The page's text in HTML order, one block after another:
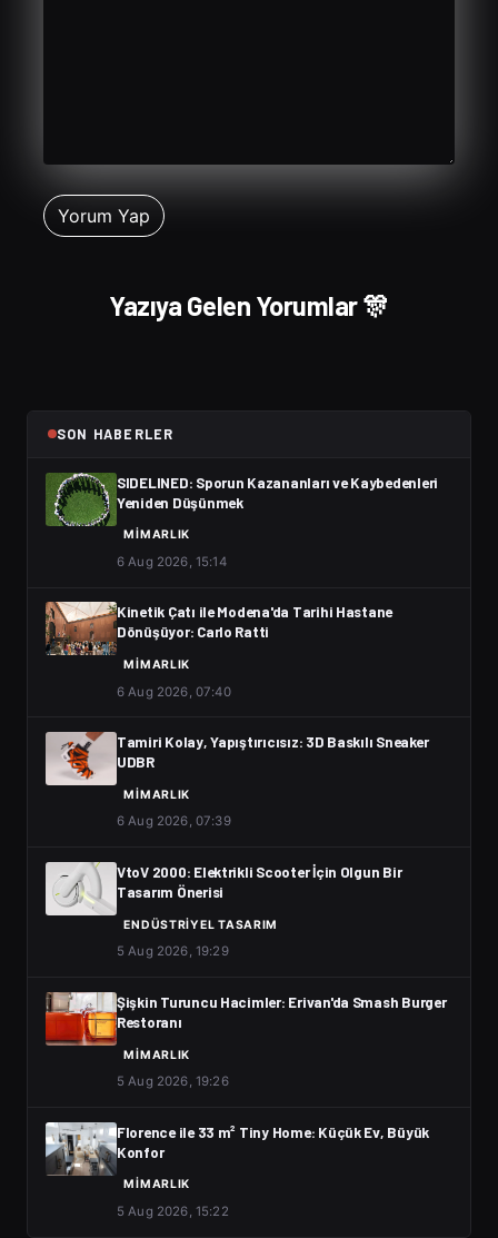
Yazıya Gelen Yorumlar 🎊
SON HABERLER
SIDELINED: Sporun Kazananları ve Kaybedenleri
Yeniden Düşünmek
MIMARLIK
6 Aug 2026, 15:14
Kinetik Çatı ile Modena'da Tarihi Hastane
Dönüşüyor: Carlo Ratti
MIMARLIK
6 Aug 2026, 07:40
Tamiri Kolay, Yapıştırıcısız: 3D Baskılı Sneaker
UDBR
MIMARLIK
6 Aug 2026, 07:39
VtoV 2000: Elektrikli Scooter İçin Olgun Bir
Tasarım Önerisi
ENDÜSTRIYEL TASARIM
5 Aug 2026, 19:29
Şişkin Turuncu Hacimler: Erivan'da Smash Burger
Restoranı
MIMARLIK
5 Aug 2026, 19:26
Florence ile 33 m² Tiny Home: Küçük Ev, Büyük
Konfor
MIMARLIK
5 Aug 2026, 15:22